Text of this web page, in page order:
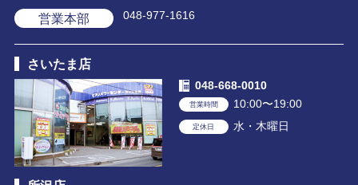
営業本部 048-977-1616
さいたま店
048-668-0010
営業時間 10:00〜19:00
定休日 水・木曜日